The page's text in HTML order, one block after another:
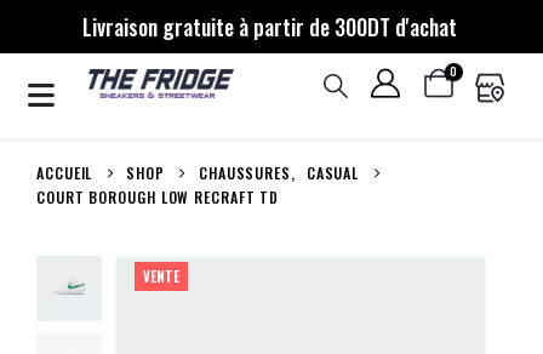
Livraison gratuite à partir de 300DT d'achat
0
ACCUEIL SHOP CHAUSSURES,
CASUAL
COURT BOROUGH LOW RECRAFT TD
VENTE